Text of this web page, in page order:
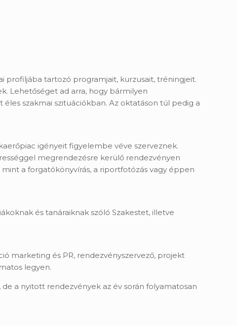
profiljába tartozó programjait, kurzusait, tréningjeit.
Lehetőséget ad arra, hogy bármilyen
szakmai szituációkban. Az oktatáson túl pedig a
igényeit figyelembe véve szerveznek.
megrendezésre kerülő rendezvényen
a forgatókönyvírás, a riportfotózás vagy éppen
és tanáraiknak szóló Szakestet, illetve
marketing és PR, rendezvényszervező, projekt
legyen.
a nyitott rendezvények az év során folyamatosan